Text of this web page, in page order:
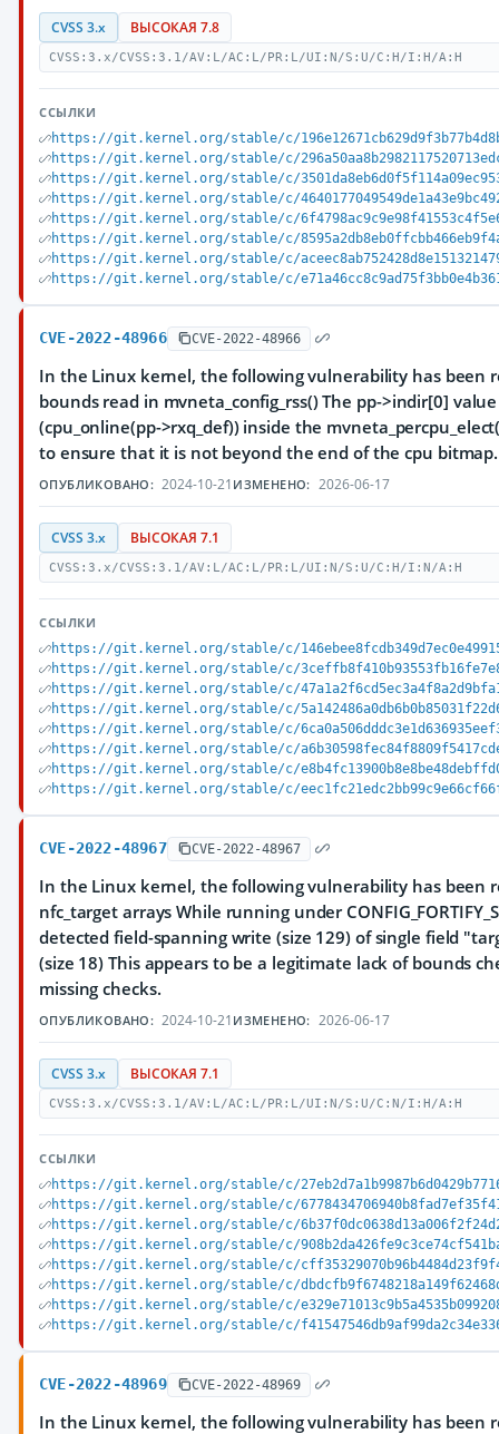
CVSS 3.x ВЫСОКАЯ 7.8
CVSS:3.x/CVSS:3.1/AV:L/AC:L/PR:L/UI:N/S:U/C:H/I:H/A:H
ССЫЛКИ
https://git.kernel.org/stable/c/
https://git.kernel.org/stable/c/
https://git.kernel.org/stable/c/
https://git.kernel.org/stable/c/
https://git.kernel.org/stable/c/
https://git.kernel.org/stable/c/
https://git.kernel.org/stable/c/
https://git.kernel.org/stable/c/
CVE-2022-48966 CVE-2022-48966
In the Linux kernel, the following vulnerability has been
bounds read in mvneta_config_rss() The pp->indir[0]
(cpu_online(pp->rxq_def)) inside the
to ensure that it is not beyond the end of the cpu bitmap.
ОПУБЛИКОВАНО: 2024-10-21 ИЗМЕНЕНО: 2026-06-17
CVSS 3.x ВЫСОКАЯ 7.1
CVSS:3.x/CVSS:3.1/AV:L/AC:L/PR:L/UI:N/S:U/C:H/I:N/A:H
ССЫЛКИ
https://git.kernel.org/stable/c/
https://git.kernel.org/stable/c/
https://git.kernel.org/stable/c/
https://git.kernel.org/stable/c/
https://git.kernel.org/stable/c/
https://git.kernel.org/stable/c/
https://git.kernel.org/stable/c/
https://git.kernel.org/stable/c/
CVE-2022-48967 CVE-2022-48967
In the Linux kernel, the following vulnerability has been
nfc_target arrays While running under
detected field-spanning write (size 129) of single field
(size 18) This appears to be a legitimate lack of bounds
missing checks.
ОПУБЛИКОВАНО: 2024-10-21 ИЗМЕНЕНО: 2026-06-17
CVSS 3.x ВЫСОКАЯ 7.1
CVSS:3.x/CVSS:3.1/AV:L/AC:L/PR:L/UI:N/S:U/C:N/I:H/A:H
ССЫЛКИ
https://git.kernel.org/stable/c/
https://git.kernel.org/stable/c/
https://git.kernel.org/stable/c/
https://git.kernel.org/stable/c/
https://git.kernel.org/stable/c/
https://git.kernel.org/stable/c/
https://git.kernel.org/stable/c/
https://git.kernel.org/stable/c/
CVE-2022-48969 CVE-2022-48969
In the Linux kernel, the following vulnerability has been